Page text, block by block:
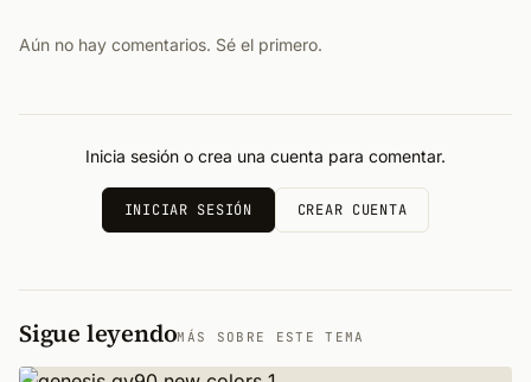
Aún no hay comentarios. Sé el primero.
Inicia sesión o crea una cuenta para comentar.
INICIAR SESIÓN CREAR CUENTA
Sigue leyendoMÁS SOBRE ESTE TEMA